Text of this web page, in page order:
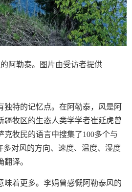
的阿勒泰。图片由受访者提供
独特的记忆点。在阿勒泰，风是阿
疆牧区的生态人类学学者崔延虎曾
克牧民的语言中搜集了100多个与
多对风的方向、速度、温度、湿度
译。
味着更多。李娟曾感慨阿勒泰风的